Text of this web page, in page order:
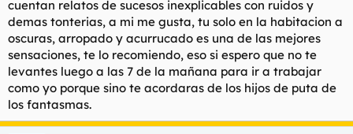
cuentan relatos de sucesos inexplicables con ruidos y
demas tonterias, a mi me gusta, tu solo en la habitacion a
oscuras, arropado y acurrucado es una de las mejores
sensaciones, te lo recomiendo, eso si espero que no te
levantes luego a las 7 de la mañana para ir a trabajar
como yo porque sino te acordaras de los hijos de puta de
los fantasmas.